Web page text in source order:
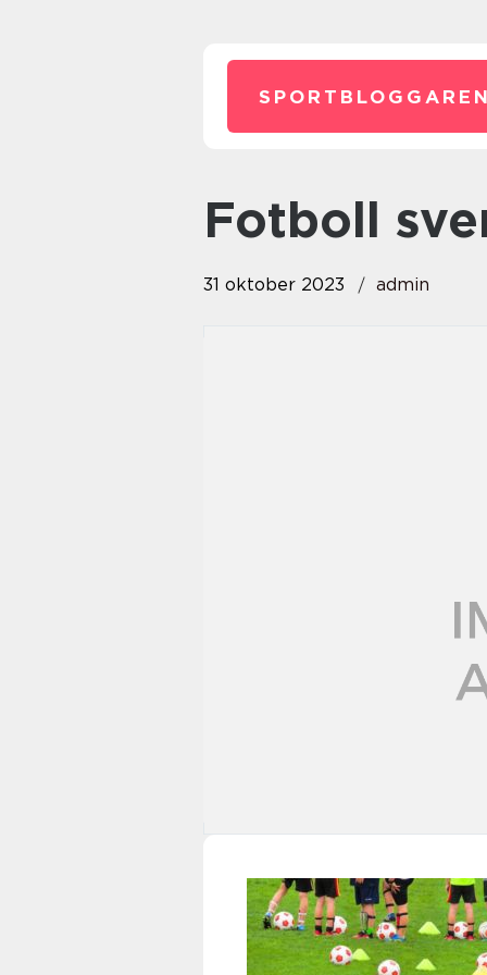
fotboll
31 oktober 2023 admin